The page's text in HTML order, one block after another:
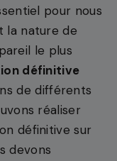
pour nous
nature de
le plus
définitive
de différents
réaliser
définitive sur
devons